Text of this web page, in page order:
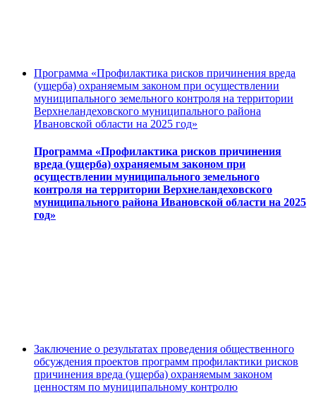
Программа «Профилактика рисков причинения вреда
(ущерба) охраняемым законом при осуществлении
муниципального земельного контроля на территории
Верхнеландеховского муниципального района
Ивановской области на 2025 год»
Программа «Профилактика рисков причинения
вреда (ущерба) охраняемым законом при
осуществлении муниципального земельного
контроля на территории Верхнеландеховского
муниципального района Ивановской области на 2025
год»
Заключение о результатах проведения общественного
обсуждения проектов программ профилактики рисков
причинения вреда (ущерба) охраняемым законом
ценностям по муниципальному контролю